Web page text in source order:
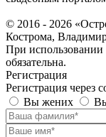
© 2016 - 2026
Кострома,
При использовании
обязательна.
Регистрация
Регистрация через
Вы жених